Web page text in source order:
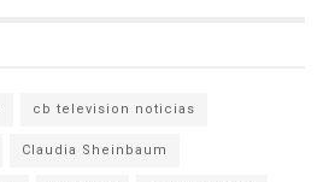
cb television noticias
Claudia Sheinbaum